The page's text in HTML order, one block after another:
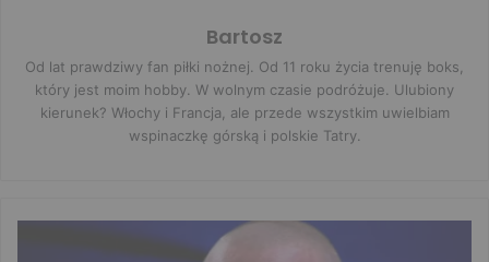
Bartosz
Od lat prawdziwy fan piłki nożnej. Od 11 roku życia trenuję boks,
który jest moim hobby. W wolnym czasie podróżuje. Ulubiony
kierunek? Włochy i Francja, ale przede wszystkim uwielbiam
wspinaczkę górską i polskie Tatry.